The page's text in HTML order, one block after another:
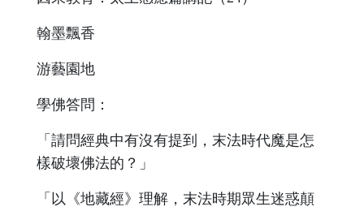
翰墨飄香
游藝園地
學佛答問：
「請問經典中有沒有提到，末法時代魔是怎
樣破壞佛法的？」
「以《地藏經》理解，末法時期眾生迷惑顛